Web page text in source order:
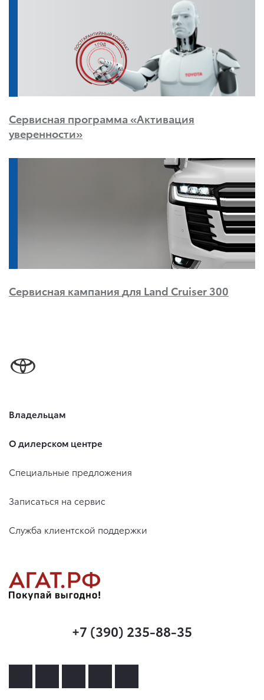
Сервисная программа «Активация
уверенности»
Сервисная кампания для Land Cruiser 300
Владельцам
О дилерском центре
Специальные предложения
Записаться на сервис
Служба клиентской поддержки
+7 (390) 235-88-35